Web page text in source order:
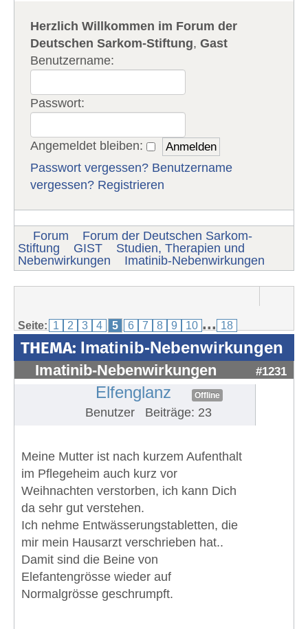
Herzlich Willkommen im Forum der
Deutschen Sarkom-Stiftung,Gast
Benutzername:
Passwort:
Angemeldet bleiben:
Passwort vergessen? Benutzername
vergessen? Registrieren
Forum
Forum der Deutschen Sarkom-
Stiftung
GIST
Studien, Therapien und
Nebenwirkungen
Imatinib-Nebenwirkungen
Seite: 1 2 3 4 5 6 7 8 9 10 ... 18
THEMA: Imatinib-Nebenwirkungen
Imatinib-Nebenwirkungen #1231
Elfenglanz Offline
Benutzer Beiträge: 23
Meine Mutter ist nach kurzem Aufenthalt
im Pflegeheim auch kurz vor
Weihnachten verstorben, ich kann Dich
da sehr gut verstehen.
Ich nehme Entwässerungstabletten, die
mir mein Hausarzt verschrieben hat..
Damit sind die Beine von
Elefantengrösse wieder auf
Normalgrösse geschrumpft.